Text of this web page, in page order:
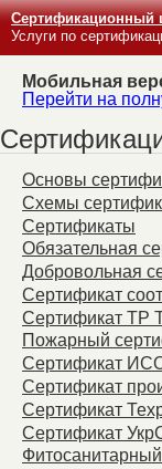
Сертификационный
Услуги по
Мобильная
Перейти на
Основы
Схемы
Сертификаты
Обязательная
Добровольная
Сертификат
Сертификат ТР
Пожарный
Сертификат
Сертификат
Сертификат
Сертификат